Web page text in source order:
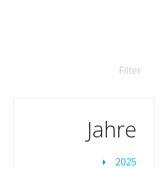
Filter
Jahre
2025